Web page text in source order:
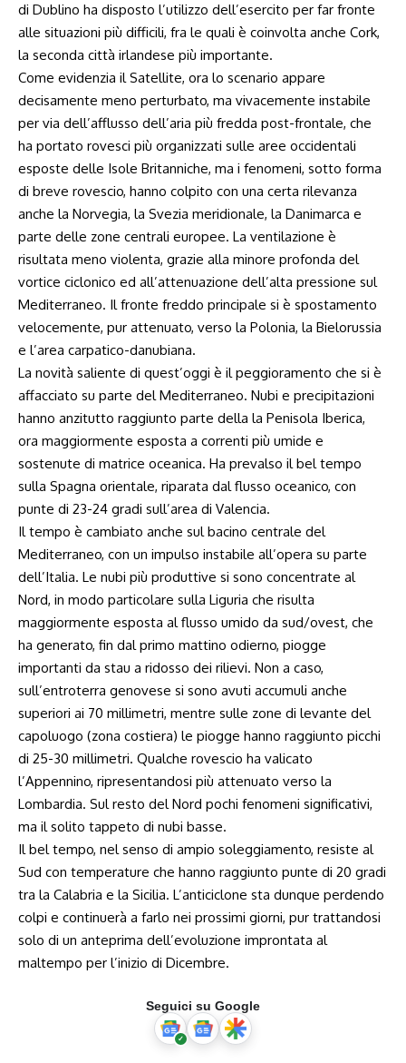
di Dublino ha disposto l’utilizzo dell’esercito per far fronte
alle situazioni più difficili, fra le quali è coinvolta anche Cork,
la seconda città irlandese più importante.
Come evidenzia il Satellite, ora lo scenario appare
decisamente meno perturbato, ma vivacemente instabile
per via dell’afflusso dell’aria più fredda post-frontale, che
ha portato rovesci più organizzati sulle aree occidentali
esposte delle Isole Britanniche, ma i fenomeni, sotto forma
di breve rovescio, hanno colpito con una certa rilevanza
anche la Norvegia, la Svezia meridionale, la Danimarca e
parte delle zone centrali europee. La ventilazione è
risultata meno violenta, grazie alla minore profonda del
vortice ciclonico ed all’attenuazione dell’alta pressione sul
Mediterraneo. Il fronte freddo principale si è spostamento
velocemente, pur attenuato, verso la Polonia, la Bielorussia
e l’area carpatico-danubiana.
La novità saliente di quest’oggi è il peggioramento che si è
affacciato su parte del Mediterraneo. Nubi e precipitazioni
hanno anzitutto raggiunto parte della la Penisola Iberica,
ora maggiormente esposta a correnti più umide e
sostenute di matrice oceanica. Ha prevalso il bel tempo
sulla Spagna orientale, riparata dal flusso oceanico, con
punte di 23-24 gradi sull’area di Valencia.
Il tempo è cambiato anche sul bacino centrale del
Mediterraneo, con un impulso instabile all’opera su parte
dell’Italia. Le nubi più produttive si sono concentrate al
Nord, in modo particolare sulla Liguria che risulta
maggiormente esposta al flusso umido da sud/ovest, che
ha generato, fin dal primo mattino odierno, piogge
importanti da stau a ridosso dei rilievi. Non a caso,
sull’entroterra genovese si sono avuti accumuli anche
superiori ai 70 millimetri, mentre sulle zone di levante del
capoluogo (zona costiera) le piogge hanno raggiunto picchi
di 25-30 millimetri. Qualche rovescio ha valicato
l’Appennino, ripresentandosi più attenuato verso la
Lombardia. Sul resto del Nord pochi fenomeni significativi,
ma il solito tappeto di nubi basse.
Il bel tempo, nel senso di ampio soleggiamento, resiste al
Sud con temperature che hanno raggiunto punte di 20 gradi
tra la Calabria e la Sicilia. L’anticiclone sta dunque perdendo
colpi e continuerà a farlo nei prossimi giorni, pur trattandosi
solo di un anteprima dell’evoluzione improntata al
maltempo per l’inizio di Dicembre.
Seguici su Google